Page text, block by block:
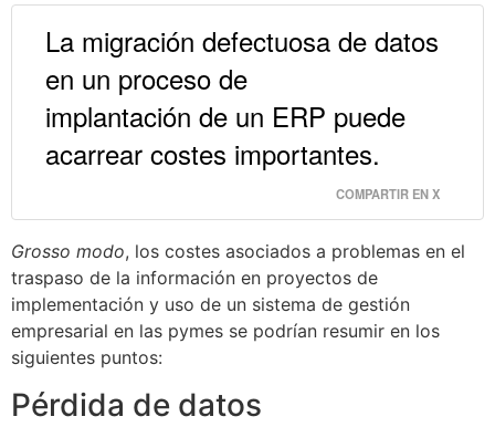
La migración defectuosa de datos
en un proceso de
implantación de un ERP puede
acarrear costes importantes.
COMPARTIR EN X
Grosso modo, los costes asociados a problemas en el
traspaso de la información en proyectos de
implementación y uso de un sistema de gestión
empresarial en las pymes se podrían resumir en los
siguientes puntos:
Pérdida de datos